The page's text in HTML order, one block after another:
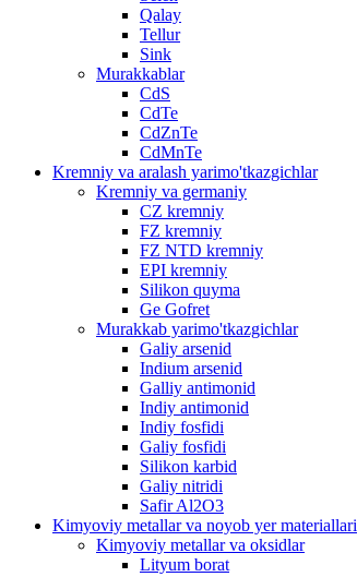
Qalay
Tellur
Sink
Murakkablar
CdS
CdTe
CdZnTe
CdMnTe
Kremniy va aralash yarimo'tkazgichlar
Kremniy va germaniy
CZ kremniy
FZ kremniy
FZ NTD kremniy
EPI kremniy
Silikon quyma
Ge Gofret
Murakkab yarimo'tkazgichlar
Galiy arsenid
Indium arsenid
Galliy antimonid
Indiy antimonid
Indiy fosfidi
Galiy fosfidi
Silikon karbid
Galiy nitridi
Safir Al2O3
Kimyoviy metallar va noyob yer materiallari
Kimyoviy metallar va oksidlar
Lityum borat